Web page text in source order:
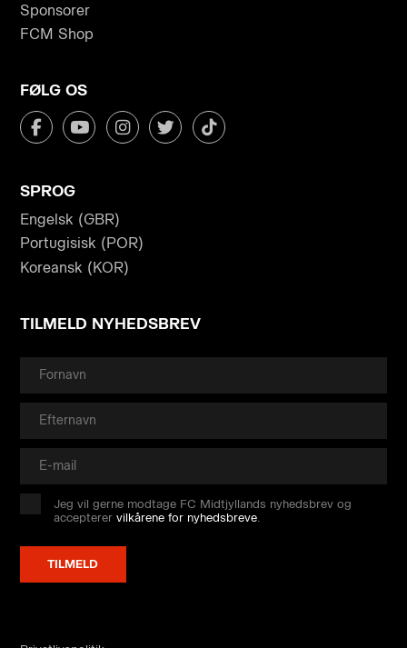
Sponsorer
FCM Shop
FØLG OS
SPROG
Engelsk (GBR)
Portugisisk (POR)
Koreansk (KOR)
TILMELD NYHEDSBREV
Jeg vil gerne modtage FC Midtjyllands nyhedsbrev og
accepterervilkårene for nyhedsbreve.